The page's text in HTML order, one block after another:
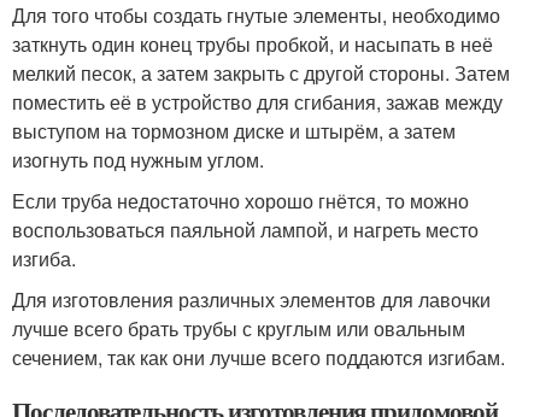
Для того чтобы создать гнутые элементы, необходимо
заткнуть один конец трубы пробкой, и насыпать в неё
мелкий песок, а затем закрыть с другой стороны. Затем
поместить её в устройство для сгибания, зажав между
выступом на тормозном диске и штырём, а затем
изогнуть под нужным углом.
Если труба недостаточно хорошо гнётся, то можно
воспользоваться паяльной лампой, и нагреть место
изгиба.
Для изготовления различных элементов для лавочки
лучше всего брать трубы с круглым или овальным
сечением, так как они лучше всего поддаются изгибам.